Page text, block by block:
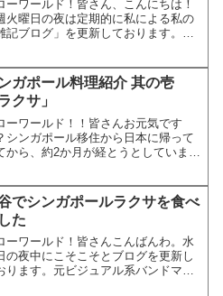
ーワールド！皆さん、こんにちは！
火曜日の夜は定期的に私による私の
記ブログ」を更新しております。元
指し時には、タトゥーモデルでもあ
2021年にシン...
ガポール料理紹介 其の壱
クサ」
ーワールド！！皆さんお元気です
シンガポール移住から日本に帰って
から、約2か月が経とうとしていま
きたいと思っております。シンガポ
料理のオススメの一品ま...
でシンガポールラクサを食べ
た
ーワールド！皆さんこんばんわ。水
の夜中にこそこそとブログを更新し
ります。元ビジュアル系バンドマン